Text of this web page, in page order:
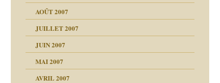
thérapeutiques
AOÛT 2007
JUILLET 2007
JUIN 2007
MAI 2007
AVRIL 2007